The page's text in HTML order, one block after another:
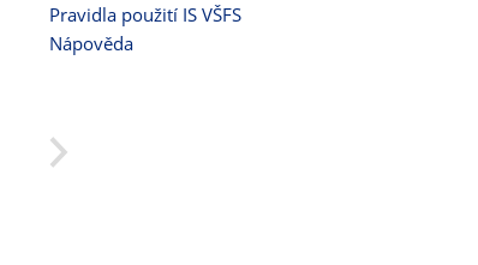
Pravidla použití IS VŠFS
Nápověda